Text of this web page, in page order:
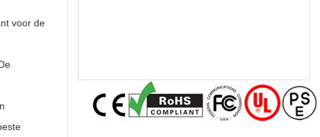
voor de